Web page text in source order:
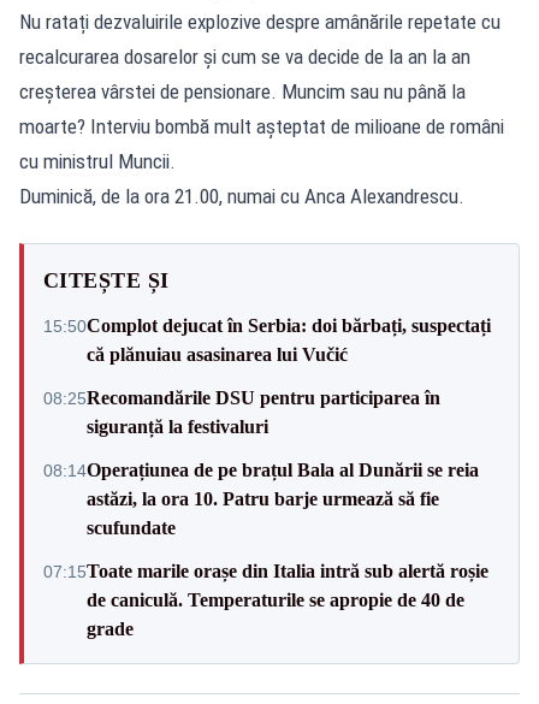
Nu ratați dezvaluirile explozive despre amânările repetate cu
recalcurarea dosarelor și cum se va decide de la an la an
creșterea vârstei de pensionare. Muncim sau nu până la
moarte? Interviu bombă mult așteptat de milioane de români
cu ministrul Muncii.
Duminică, de la ora 21.00, numai cu Anca Alexandrescu.
CITEȘTE ȘI
15:50Complot dejucat în Serbia: doi bărbați, suspectați
că plănuiau asasinarea lui Vučić
08:25Recomandările DSU pentru participarea în
siguranță la festivaluri
08:14Operațiunea de pe brațul Bala al Dunării se reia
astăzi, la ora 10. Patru barje urmează să fie
scufundate
07:15Toate marile orașe din Italia intră sub alertă roșie
de caniculă. Temperaturile se apropie de 40 de
grade